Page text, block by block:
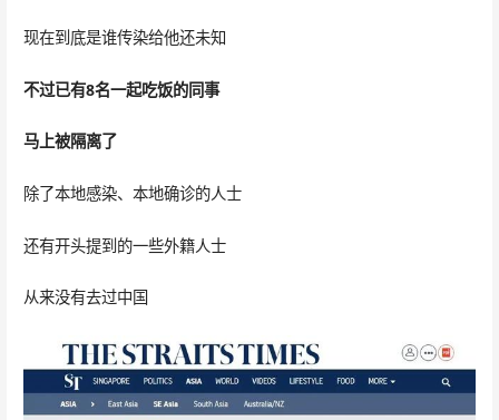
现在到底是谁传染给他还未知
不过已有8名一起吃饭的同事
马上被隔离了
除了本地感染、本地确诊的人士
还有开头提到的一些外籍人士
从来没有去过中国